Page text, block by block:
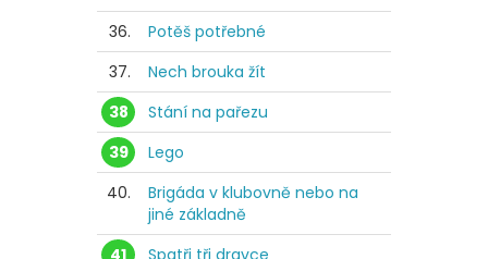
36.
Potěš potřebné
37.
Nech brouka žít
38
Stání na pařezu
39
Lego
40.
Brigáda v klubovně nebo na
jiné základně
41
Spatři tři dravce